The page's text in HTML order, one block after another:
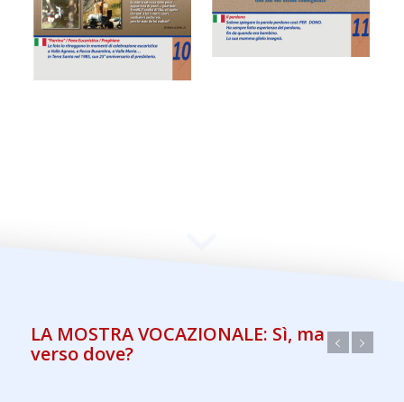
LA MOSTRA VOCAZIONALE: Sì, ma
verso dove?